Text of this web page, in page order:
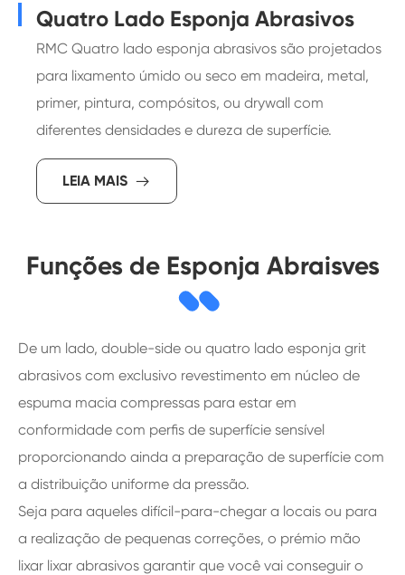
Quatro Lado Esponja Abrasivos
RMC Quatro lado esponja abrasivos são projetados
para lixamento úmido ou seco em madeira, metal,
primer, pintura, compósitos, ou drywall com
diferentes densidades e dureza de superfície.
LEIA MAIS 
Funções de Esponja Abraisves
De um lado, double-side ou quatro lado esponja grit
abrasivos com exclusivo revestimento em núcleo de
espuma macia compressas para estar em
conformidade com perfis de superfície sensível
proporcionando ainda a preparação de superfície com
a distribuição uniforme da pressão.
Seja para aqueles difícil-para-chegar a locais ou para
a realização de pequenas correções, o prémio mão
lixar lixar abrasivos garantir que você vai conseguir o